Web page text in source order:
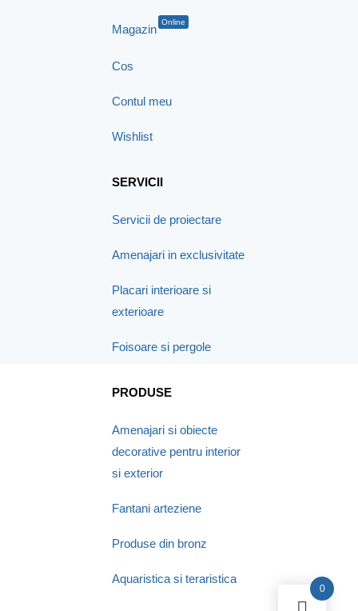
Magazin
Online
Cos
Contul meu
Wishlist
SERVICII
Servicii de proiectare
Amenajari in exclusivitate
Placari interioare si
exterioare
Foisoare si pergole
PRODUSE
Amenajari si obiecte
decorative pentru interior
si exterior
Fantani arteziene
Produse din bronz
Aquaristica si teraristica
0